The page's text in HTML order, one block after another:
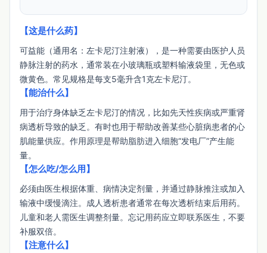
【这是什么药】
可益能（通用名：左卡尼汀注射液），是一种需要由医护人员
静脉注射的药水，通常装在小玻璃瓶或塑料输液袋里，无色或
微黄色。常见规格是每支5毫升含1克左卡尼汀。
【能治什么】
用于治疗身体缺乏左卡尼汀的情况，比如先天性疾病或严重肾
病透析导致的缺乏。有时也用于帮助改善某些心脏病患者的心
肌能量供应。作用原理是帮助脂肪进入细胞“发电厂”产生能
量。
【怎么吃/怎么用】
必须由医生根据体重、病情决定剂量，并通过静脉推注或加入
输液中缓慢滴注。成人透析患者通常在每次透析结束后用药。
儿童和老人需医生调整剂量。忘记用药应立即联系医生，不要
补服双倍。
【注意什么】